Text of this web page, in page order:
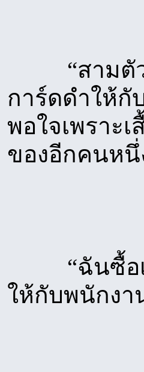
“สามตัวค
การ์ดดำให้กั
พอใจเพราะ
ของอีกคนหนึ่
“ฉันซื้อเอ
ให้กับพนักงา